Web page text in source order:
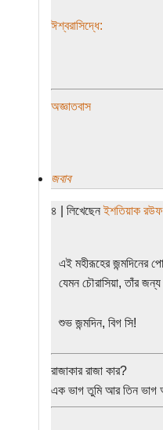
ঈশ্বরাসিদ্ধে:
অজ্ঞাতবাস
জবাব
৪ | লিখেছেনইশতিয়াক রউফ
এই মহীরূহের জন্মদিনের
যেমন চৌরাসিয়া, তাঁর
শুভ জন্মদিন, বিগ সি!
রাজাকার রাজা কার?
এক ভাগ তুমি আর তিন ভাগ